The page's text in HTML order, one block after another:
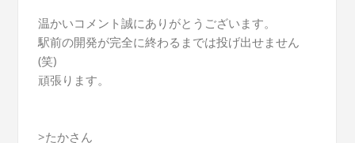
温かいコメント誠にありがとうございます。
駅前の開発が完全に終わるまでは投げ出せません
(笑)
頑張ります。
>たかさん